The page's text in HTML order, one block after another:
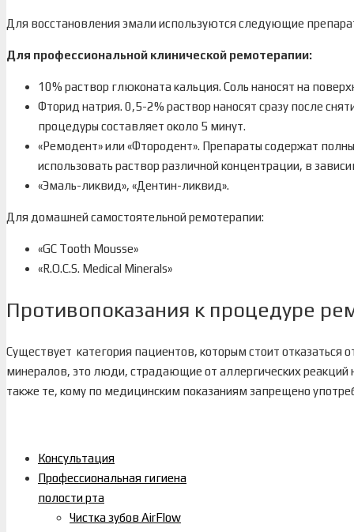
Для восстановления эмали используются следующие
Для профессиональной клинической ремотерапии:
10% раствор глюконата кальция. Соль наносят на
Фторид натрия. 0,5-2% раствор наносят сразу после
процедуры составляет около 5 минут.
«Ремодент» или «Фтородент». Препараты содержат
использовать раствор различной концентрации, в
«Эмаль-ликвид», «Дентин-ликвид».
Для домашней самостоятельной ремотерапии:
«GC Tooth Mousse»
«R.O.C.S. Medical Minerals»
Противопоказания к процедуре
Существует категория пациентов, которым стоит
минералов, это люди, страдающие от аллергических
также те, кому по медицинским показаниям запрещено
Консультация
Профессиональная гигиена
полости рта
Чистка зубов AirFlow